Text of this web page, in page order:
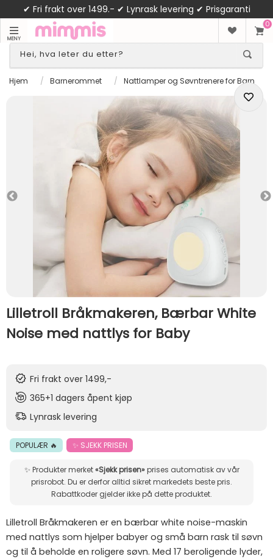
✔ Fri frakt over 1499.- ✔ Lynrask levering ✔ Prisgaranti
MENY
0
Hjem / Barnerommet / Nattlamper og Søvntrenere for Barn
Lilletroll Bråkmakeren, Bærbar White
Noise med nattlys for Baby
Fri frakt over 1499,-
365+1 dagers åpent kjøp
Lynrask levering
POPULÆR 🔥 ✨ SJEKK PRISEN
✨ Produkter merket«Sjekk prisen»prises automatisk av vår
prisrobot. Du er derfor alltid sikret markedets beste pris.
Rabattkoder gjelder ikke på dette produktet.
Lilletroll Bråkmakeren er en bærbar white noise-maskin
med nattlys som hjelper babyer og små barn rask til søvn
og til å beholde en roligere søvn. Med 17 beroligende lyder,